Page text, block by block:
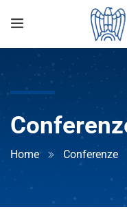
Home Conferenze